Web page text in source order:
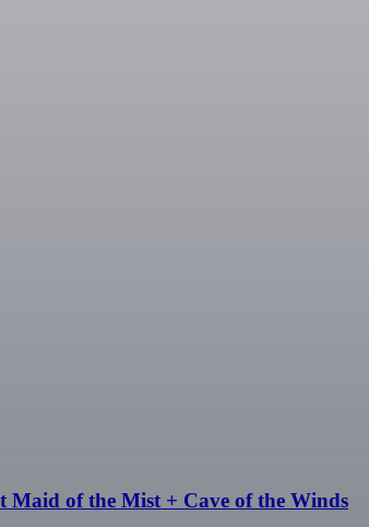
of the Mist + Cave of the Winds